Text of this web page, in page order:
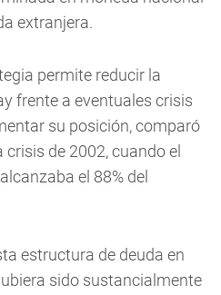
extranjera.
permite reducir la
frente a eventuales crisis
su posición, comparó
de 2002, cuando el
el 88% del
estructura de deuda en
sido sustancialmente